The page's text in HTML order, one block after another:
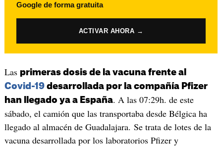
Google de forma gratuita
ACTIVAR AHORA →
Las primeras dosis de la vacuna frente al
Covid-19desarrollada por la compañía Pfizer
han llegado ya a España. A las 07:29h. de este
sábado, el camión que las transportaba desde Bélgica ha
llegado al almacén de Guadalajara. Se trata de lotes de la
vacuna desarrollada por los laboratorios Pfizer y